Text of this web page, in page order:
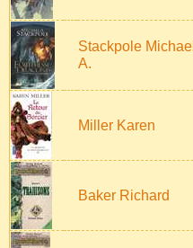
Stackpole Michael
A.
Miller Karen
Baker Richard